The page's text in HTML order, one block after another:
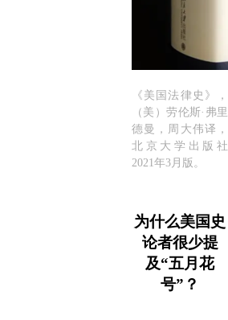
《美国法律史》，
（美）劳伦斯·弗里
德曼，周大伟译，
北京大学出版社
2021年3月版。
为什么美国史
论者很少提
及“五月花
号”？